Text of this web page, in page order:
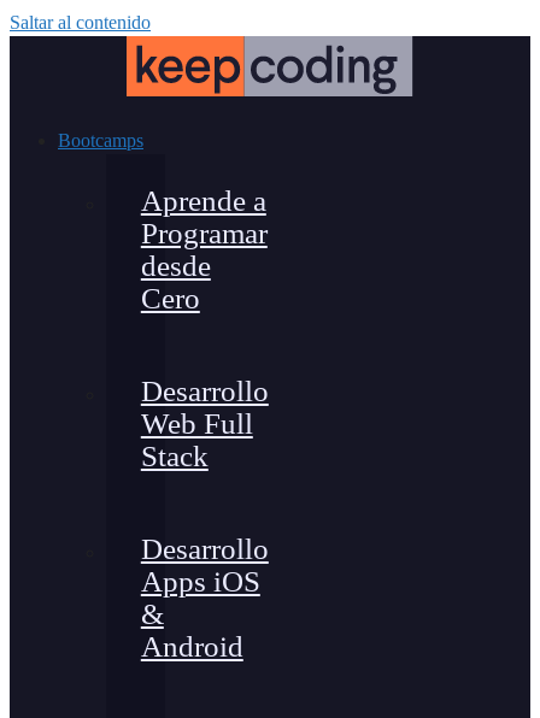
Saltar al contenido
Bootcamps
Aprende a
Programar
desde
Cero
Desarrollo
Web Full
Stack
Desarrollo
Apps iOS
&
Android